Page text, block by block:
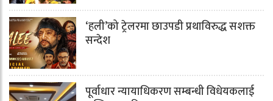
‘हली’को ट्रेलरमा छाउपडी प्रथाविरुद्ध सशक्त
सन्देश
पूर्वाधार न्यायाधिकरण सम्बन्धी विधेयकलाई